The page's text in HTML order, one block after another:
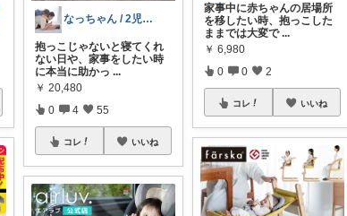
なっちゃん / 2児ママ‎🤍
抱っこじゃないと寝てくれ
ない日や、家事をしたい時
に本当に助かっ ...
￥ 20,480
0 4 55
コレ いいね
家事中に赤ちゃんの居場所
を移したい時、抱っこした
ままでは大変で ...
￥ 6,980
0 0 2
コレ いいね